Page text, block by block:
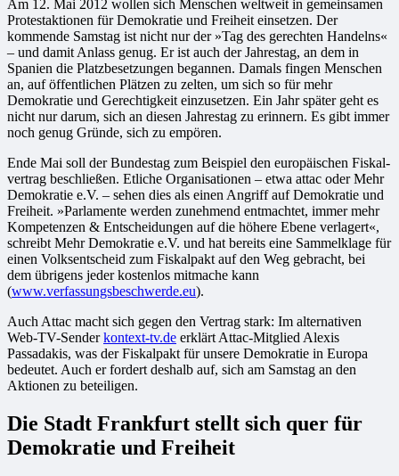
Am 12. Mai 2012 wollen sich Menschen weltweit in gemeinsamen
Protestaktionen für Demokratie und Freiheit einsetzen. Der
kommende Samstag ist nicht nur der »Tag des gerechten Handelns«
– und damit Anlass genug. Er ist auch der Jahrestag, an dem in
Spanien die Platzbesetzungen begannen. Damals fingen Menschen
an, auf öffentlichen Plätzen zu zelten, um sich so für mehr
Demokratie und Gerechtigkeit einzusetzen. Ein Jahr später geht es
nicht nur darum, sich an diesen Jahrestag zu erinnern. Es gibt immer
noch genug Gründe, sich zu empören.
Ende Mai soll der Bundestag zum Beispiel den europäischen Fiskal­
vertrag beschließen. Etliche Organisationen – etwa attac oder Mehr
Demokratie e.V. – sehen dies als einen Angriff auf Demokratie und
Freiheit. »Parlamente werden zunehmend entmachtet, immer mehr
Kompetenzen & Entscheidungen auf die höhere Ebene verlagert«,
schreibt Mehr Demokratie e.V. und hat bereits eine Sammelklage für
einen Volksentscheid zum Fiskalpakt auf den Weg gebracht, bei
dem übrigens jeder kostenlos mitmache kann
(www.verfassungsbeschwerde.eu).
Auch Attac macht sich gegen den Vertrag stark: Im alternativen
Web-TV-Senderkontext-tv.de erklärt Attac-Mitglied Alexis
Passadakis, was der Fiskalpakt für unsere Demokratie in Europa
bedeutet. Auch er fordert deshalb auf, sich am Samstag an den
Aktionen zu beteiligen.
Die Stadt Frankfurt stellt sich quer für
Demokratie und Freiheit